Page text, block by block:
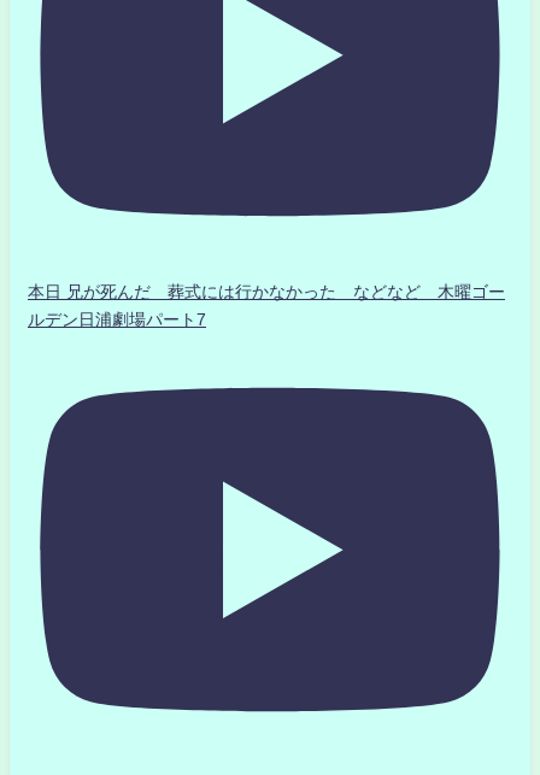
本日 兄が死んだ 葬式には行かなかった などなど 木曜ゴー
ルデン日浦劇場パート7